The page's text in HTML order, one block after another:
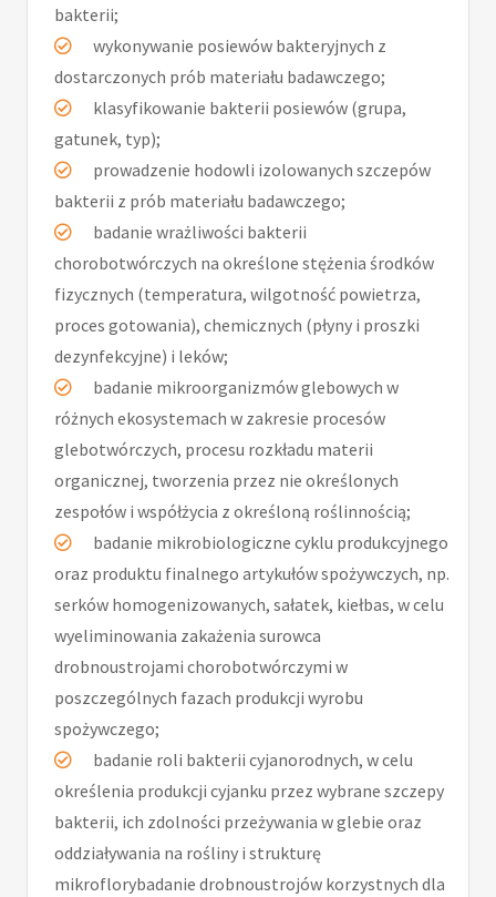
bakterii;
wykonywanie posiewów bakteryjnych z
dostarczonych prób materiału badawczego;
klasyfikowanie bakterii posiewów (grupa,
gatunek, typ);
prowadzenie hodowli izolowanych szczepów
bakterii z prób materiału badawczego;
badanie wrażliwości bakterii
chorobotwórczych na określone stężenia środków
fizycznych (temperatura, wilgotność powietrza,
proces gotowania), chemicznych (płyny i proszki
dezynfekcyjne) i leków;
badanie mikroorganizmów glebowych w
różnych ekosystemach w zakresie procesów
glebotwórczych, procesu rozkładu materii
organicznej, tworzenia przez nie określonych
zespołów i współżycia z określoną roślinnością;
badanie mikrobiologiczne cyklu produkcyjnego
oraz produktu finalnego artykułów spożywczych, np.
serków homogenizowanych, sałatek, kiełbas, w celu
wyeliminowania zakażenia surowca
drobnoustrojami chorobotwórczymi w
poszczególnych fazach produkcji wyrobu
spożywczego;
badanie roli bakterii cyjanorodnych, w celu
określenia produkcji cyjanku przez wybrane szczepy
bakterii, ich zdolności przeżywania w glebie oraz
oddziaływania na rośliny i strukturę
mikroflorybadanie drobnoustrojów korzystnych dla